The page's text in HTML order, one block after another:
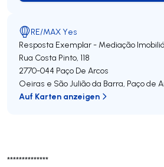
**************
RE/MAX Yes
Resposta Exemplar - Mediação
Rua Costa Pinto, 118
2770-044 Paço De Arcos
Oeiras e São Julião da Barra, Paço de
Auf Karten anzeigen